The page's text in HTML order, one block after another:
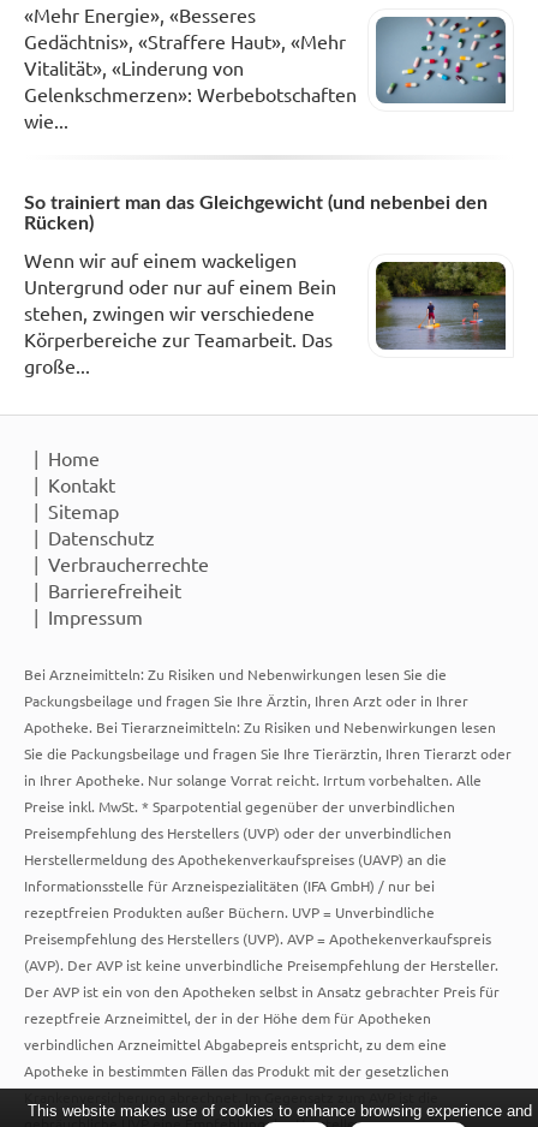
«Mehr Energie», «Besseres
Gedächtnis», «Straffere Haut», «Mehr
Vitalität», «Linderung von
Gelenkschmerzen»: Werbebotschaften
wie...
So trainiert man das Gleichgewicht (und nebenbei den
Rücken)
Wenn wir auf einem wackeligen
Untergrund oder nur auf einem Bein
stehen, zwingen wir verschiedene
Körperbereiche zur Teamarbeit. Das
große...
Home
Kontakt
Sitemap
Datenschutz
Verbraucherrechte
Barrierefreiheit
Impressum
Bei Arzneimitteln: Zu Risiken und Nebenwirkungen lesen Sie die
Packungsbeilage und fragen Sie Ihre Ärztin, Ihren Arzt oder in Ihrer
Apotheke. Bei Tierarzneimitteln: Zu Risiken und Nebenwirkungen lesen
Sie die Packungsbeilage und fragen Sie Ihre Tierärztin, Ihren Tierarzt oder
in Ihrer Apotheke. Nur solange Vorrat reicht. Irrtum vorbehalten. Alle
Preise inkl. MwSt. * Sparpotential gegenüber der unverbindlichen
Preisempfehlung des Herstellers (UVP) oder der unverbindlichen
Herstellermeldung des Apothekenverkaufspreises (UAVP) an die
Informationsstelle für Arzneispezialitäten (IFA GmbH) / nur bei
rezeptfreien Produkten außer Büchern. UVP = Unverbindliche
Preisempfehlung des Herstellers (UVP). AVP = Apothekenverkaufspreis
(AVP). Der AVP ist keine unverbindliche Preisempfehlung der Hersteller.
Der AVP ist ein von den Apotheken selbst in Ansatz gebrachter Preis für
rezeptfreie Arzneimittel, der in der Höhe dem für Apotheken
verbindlichen Arzneimittel Abgabepreis entspricht, zu dem eine
Apotheke in bestimmten Fällen das Produkt mit der gesetzlichen
gebräuchliche UVP eine Empfehlung der Hersteller.
This website makes use of cookies to enhance browsing experience and